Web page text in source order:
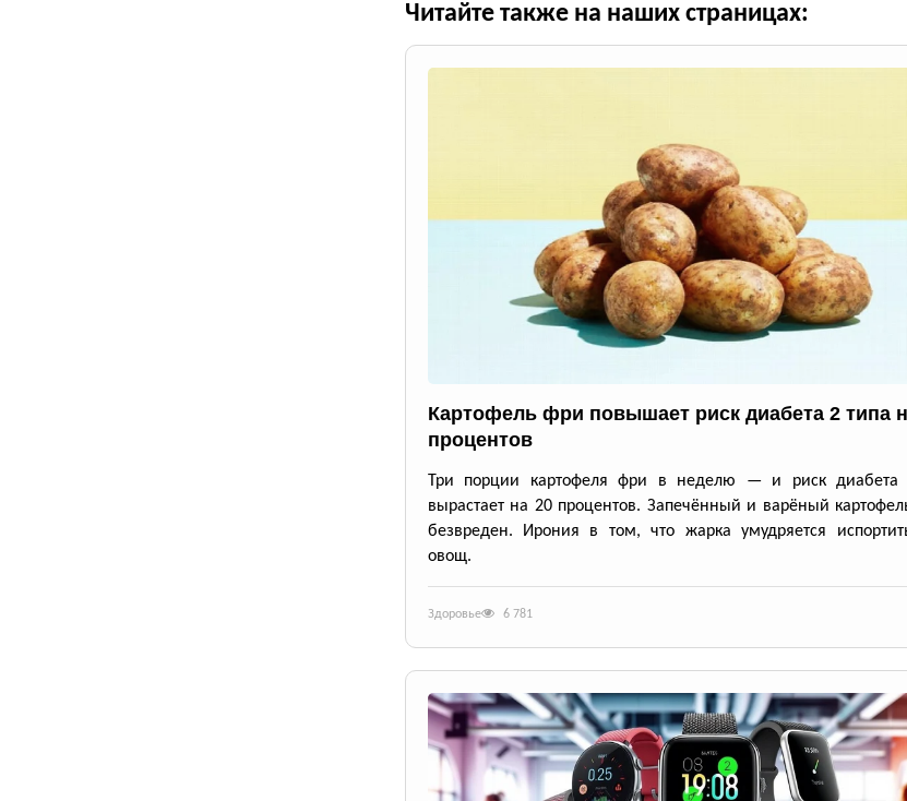
Читайте также на наших страницах:
Картофель фри повышает риск диабета 2 типа
процентов
Три порции картофеля фри в неделю — и риск диабета
вырастает на 20 процентов. Запечённый и варёный
безвреден. Ирония в том, что жарка умудряется
овощ.
Здоровье 6 781